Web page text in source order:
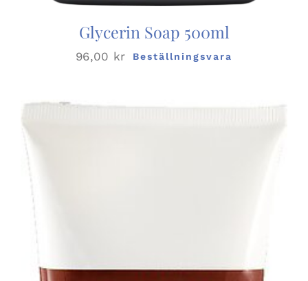
Glycerin Soap 500ml
96,00 kr Beställningsvara